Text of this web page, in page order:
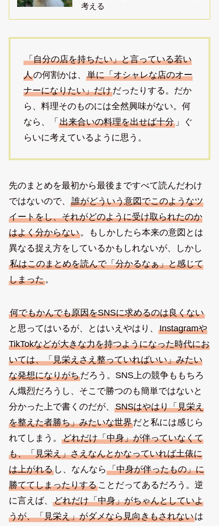
考える
「自分の店を持ちたい」と言っている若い
人の何割かは、 単に「オシャレな店のオー
ナーになりたい」だけだったりする。だか
ら、料理そのものには全然興味がない。何
なら、「 出来合いの料理を出せば十分」ぐ
らいに考えているように思う。
先のまとめを最初から最後まですべて読んだわけ
ではないので、 誰がどういう意図でこのようなツ
イートをし、それがどのように受け取られたのか
はよく分からない。もしかしたら本来の意図とは
異なる捉え方をしているかもしれないが、しかし
私はこのまとめを読んで「分かるなぁ」と感じて
しまった。
何でもかんでも原因をSNSに求めるのは良くない
と思ってはいるが、とはいえやはり、 Instagramや
TikTokなどが大きな力を持つようになった時代にお
いては、「見栄えさえ整っていればいい」みたい
な発想になりがちだろう。SNS上の競争ももちろ
ん熾烈だろうし、そこで勝つのも簡単ではないと
分かった上で書くのだが、 SNSはやはり「見栄え
を整えた者勝ち」みたいな世界だと私には感じら
れてしまう。 どれだけ「中身」が伴っていなくて
も、「見栄え」さえなんとかなっていれば土俵に
は上がれるし、なんなら「中身が伴ったもの」に
勝ててしまったりすることだってあるだろう。逆
に言えば、 どれだけ「中身」がちゃんとしていよ
うが、「見栄え」がダメなら見向きもされないは